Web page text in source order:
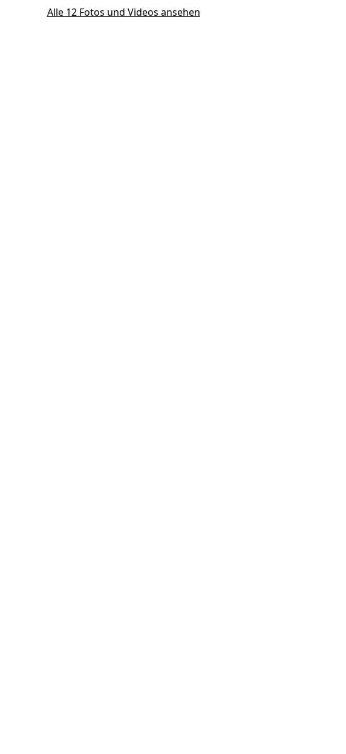
Alle 12 Fotos und Videos ansehen